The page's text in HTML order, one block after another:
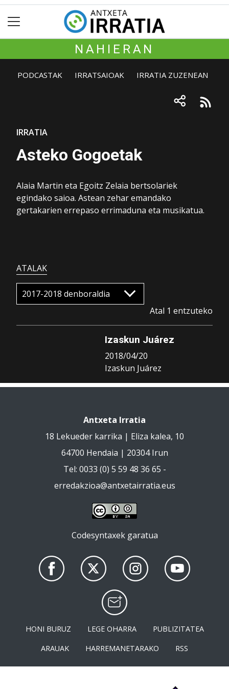
NAHIERAN
PODCASTAK IRRATSAIOAK IRRATIA ZUZENEAN
IRRATIA
Asteko Gogoetak
Alaia Martin eta Egoitz Zelaia bertsolariek
egindako saioa. Astean zehar emandako
gertakarien errepaso errimaduna eta musikatua.
ATALAK
Atal 1 entzuteko
Izaskun Juárez
2018/04/20
Izaskun Juárez
Antxeta Irratia
18 Lekueder karrika | Eliza kalea, 10
64700 Hendaia | 20304 Irun
Tel: 0033 (0) 5 59 48 36 65 -
erredakzioa@antxetairratia.eus
Codesyntaxek garatua
HONI BURUZ LEGE OHARRA
PUBLIZITATEA
ARAUAK
HARREMANETARAKO RSS